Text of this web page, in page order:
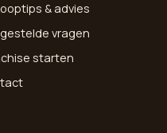
& advies
vragen
starten